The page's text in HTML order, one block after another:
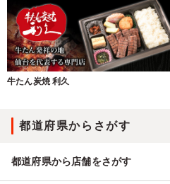
牛たん炭焼 利久
都道府県からさがす
都道府県から店舗をさがす